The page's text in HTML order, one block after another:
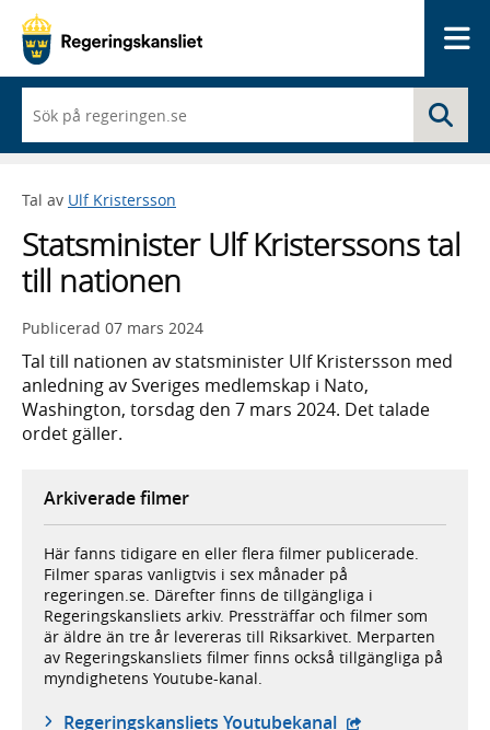
du
börjar
skriva
framträder
lista
med
sökförslag
Tal av Ulf Kristersson
Statsminister Ulf Kristerssons tal
till nationen
Publicerad 07 mars 2024
Tal till nationen av statsminister Ulf Kristersson med
anledning av Sveriges medlemskap i Nato,
Washington, torsdag den 7 mars 2024. Det talade
ordet gäller.
Arkiverade filmer
Här fanns tidigare en eller flera filmer publicerade.
Filmer sparas vanligtvis i sex månader på
regeringen.se. Därefter finns de tillgängliga i
Regeringskansliets arkiv. Pressträffar och filmer som
är äldre än tre år levereras till Riksarkivet. Merparten
av Regeringskansliets filmer finns också tillgängliga på
myndighetens Youtube-kanal.
Regeringskansliets Youtubekanal - extern